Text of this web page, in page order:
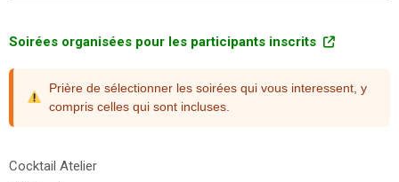
Soirées organisées pour les participants inscrits
Prière de sélectionner les soirées qui vous interessent, y
compris celles qui sont incluses.
Cocktail Atelier